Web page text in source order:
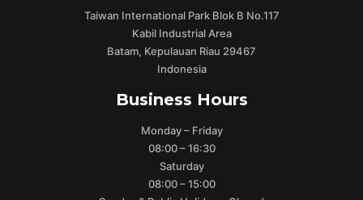
Taiwan International Park Blok B No.117
Kabil Industrial Area
Batam, Kepulauan Riau 29467
Indonesia
Business Hours
Monday – Friday
08:00 – 16:30
Saturday
08:00 – 15:00